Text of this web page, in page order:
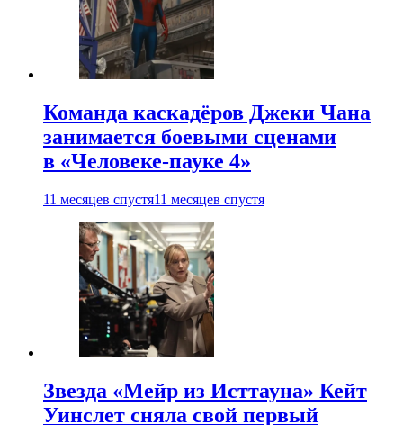
Команда каскадёров Джеки Чана
занимается боевыми сценами
в «Человеке-пауке 4»
11 месяцев спустя11 месяцев спустя
Звезда «Мейр из Исттауна» Кейт
Уинслет сняла свой первый